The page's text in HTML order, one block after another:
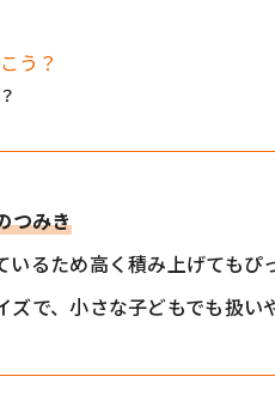
つみき
いるため高く積み上げてもぴ
ズで、小さな子どもでも扱い